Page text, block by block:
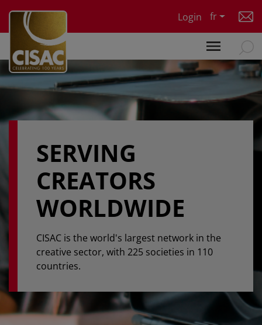
Login
fr
SERVING
CREATORS
WORLDWIDE
CISAC is the world's largest network in the
creative sector, with 225 societies in 110
countries.